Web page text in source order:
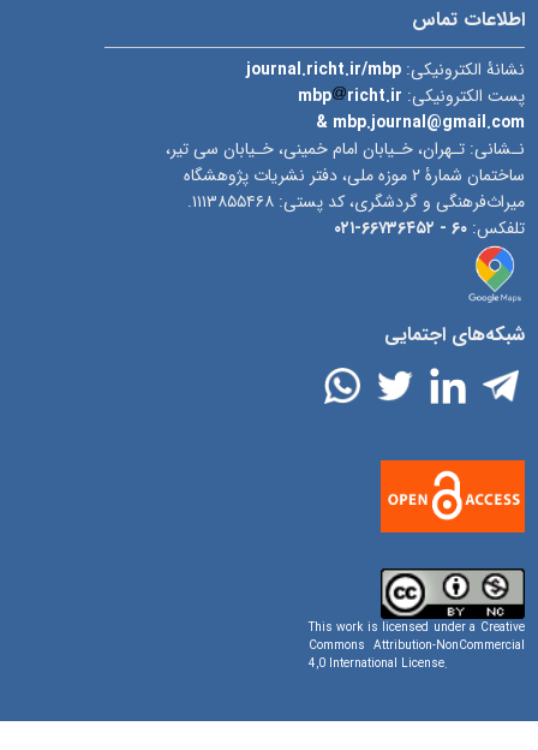
اطلاعات تماس
نشانۀ الکترونیکی:journal.richt.ir/mbp
پست الکترونیکی:
mbp
richt.ir
& mbp.journal@gmail.com
نـشانی: تـهران، خـیابان امام خمینی، خـیابان سی تیر،
ساختمان شمارۀ ۲ موزه ملی، دفتر نشریات پژوهشگاه
میراث‌فرهنگی و گردشگری، کد پستی: ۱۱۱۳۸۵۵۴۶۸.
تلفکس:۶۰ - ۶۶۷۳۶۴۵۲-۰۲۱
شبکه‌های اجتمایی
This work is licensed under aCreative
Commons Attribution-NonCommercial
4,0 International License